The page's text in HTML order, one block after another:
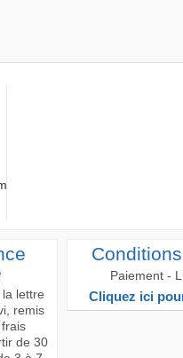
lettre
remis
de 30
Paiement -
Cliquez ici